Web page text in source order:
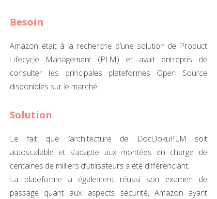
Besoin
Amazon était à la recherche d’une solution de Product
Lifecycle Management (PLM) et avait entrepris de
consulter les principales plateformes Open Source
disponibles sur le marché.
Solution
Le fait que l’architecture de DocDokuPLM soit
autoscalable et s’adapte aux montées en charge de
centaines de milliers d’utilisateurs a été différenciant.
La plateforme a également réussi son examen de
passage quant aux aspects sécurité, Amazon ayant